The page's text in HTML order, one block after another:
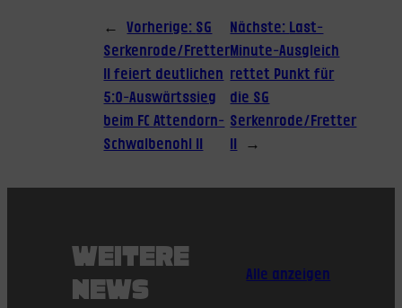
← Vorherige: SG
Serkenrode/Fretter
II feiert deutlichen
5:0-Auswärtssieg
beim FC Attendorn-
Schwalbenohl II
Nächste: Last-
Minute-Ausgleich
rettet Punkt für
die SG
Serkenrode/Fretter
II
→
WEITERE
NEWS
Alle anzeigen